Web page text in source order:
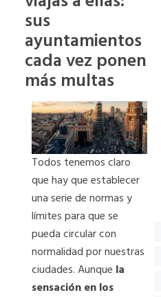
sus
ayuntamientos
cada vez ponen
más multas
Todos tenemos claro
que hay que establecer
una serie de normas y
límites para que se
pueda circular con
normalidad por nuestras
ciudades. Aunque la
sensación en los